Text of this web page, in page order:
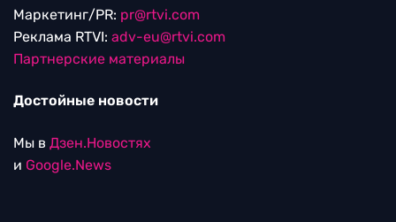
Маркетинг/PR: pr@rtvi.com
Реклама RTVI: adv-eu@rtvi.com
Партнерские материалы
Достойные новости
Мы в Дзен.Новостях
и Google.News